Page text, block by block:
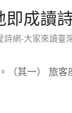
即成讀
詩網-大家來讀臺
（其一） 旅客